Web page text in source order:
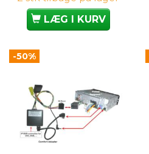
LÆG I KURV
-50%